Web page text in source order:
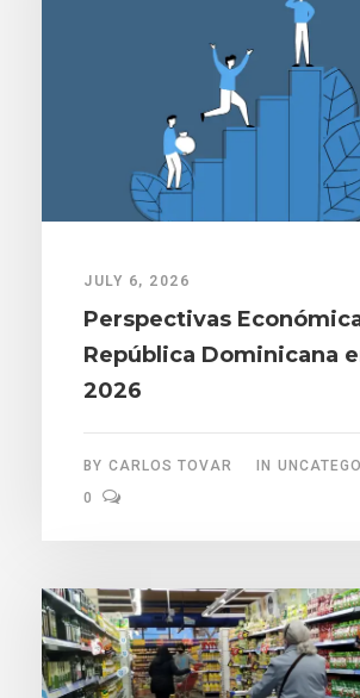
JULY 6, 2026
Perspectivas
República Dominicana
2026
BY CARLOS TOVAR IN
0